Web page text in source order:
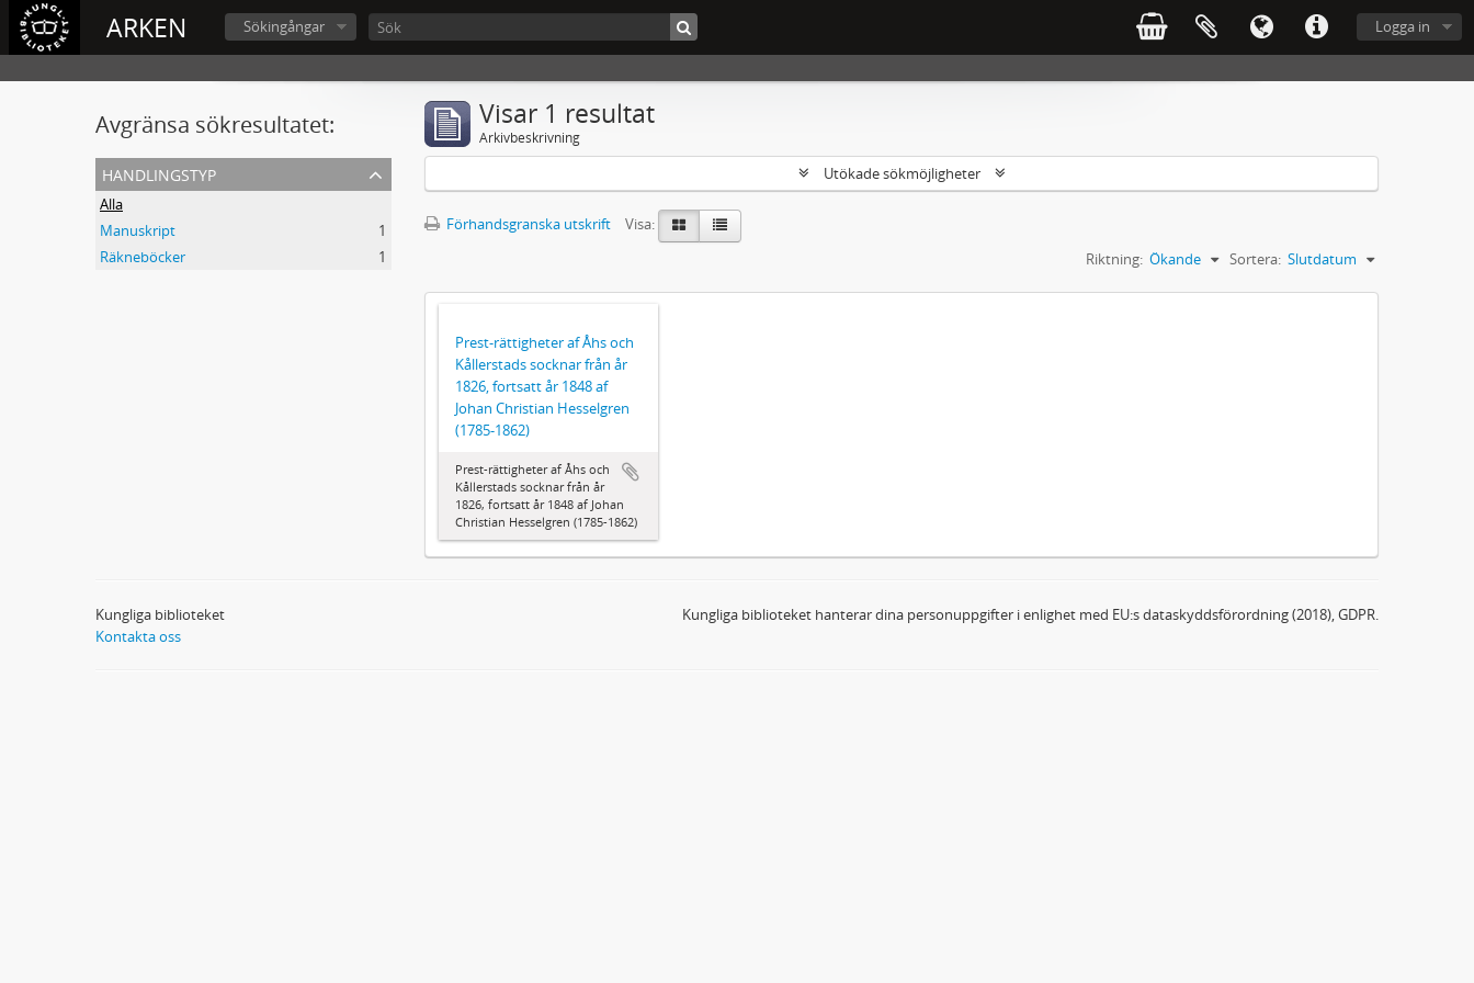
ARKEN Logga in
Sökingångar
Avgränsa sökresultatet:
handlingstyp
Alla
Manuskript
1
Räkneböcker
1
Visar 1 resultat
Arkivbeskrivning
Utökade sökmöjligheter
Förhandsgranska utskrift
Visa:
Sortera: Slutdatum
Riktning: Ökande
Prest-rättigheter af Åhs och
Kållerstads socknar från år
1826, fortsatt år 1848 af
Johan Christian Hesselgren
(1785-1862)
Prest-rättigheter af Åhs och
Kållerstads socknar från år
1826, fortsatt år 1848 af Johan
Christian Hesselgren (1785-1862)
Kungliga biblioteket
Kontakta oss
Kungliga biblioteket hanterar dina personuppgifter i enlighet med EU:s dataskyddsförordning (2018), GDPR.